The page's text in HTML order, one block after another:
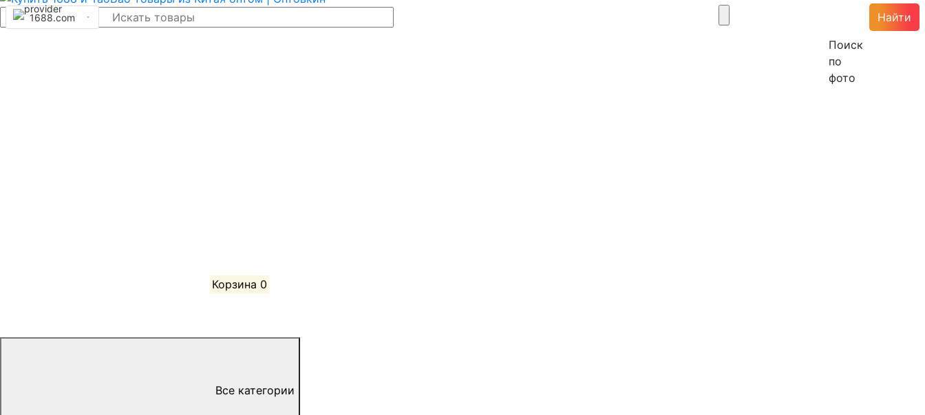
1688.com
Поиск
по
фото
Найти
Корзина 0
Все категории